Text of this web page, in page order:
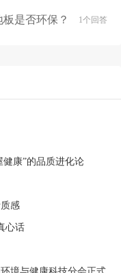
是否环保？ 1个回答
健康”的品质进化论
感
心话